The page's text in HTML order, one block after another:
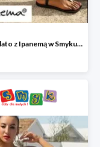
Gorące lato z Ipanemą w Smyku do -30%